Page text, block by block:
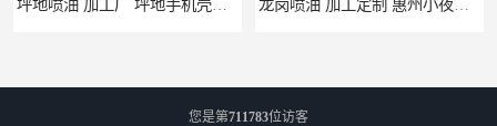
您是第711783位访客